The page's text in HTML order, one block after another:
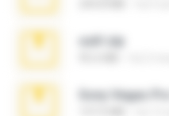
ouh!.zip